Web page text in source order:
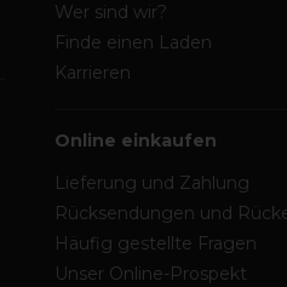
Wer sind wir?
Finde einen Laden
Karrieren
Online einkaufen
Lieferung und Zahlung
Rücksendungen und
Häufig gestellte Fragen
Unser Online-Prospekt